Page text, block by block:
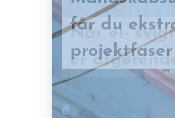
Når el-
er
får du
projektfaser